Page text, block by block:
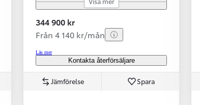
344 900 kr
Från 4 140 kr/mån
Läs mer
Kontakta återförsäljare
Jämförelse Spara